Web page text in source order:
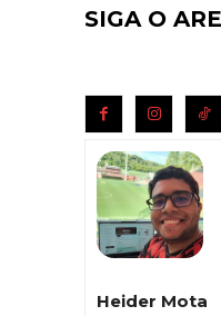
SIGA O
Heider Mota